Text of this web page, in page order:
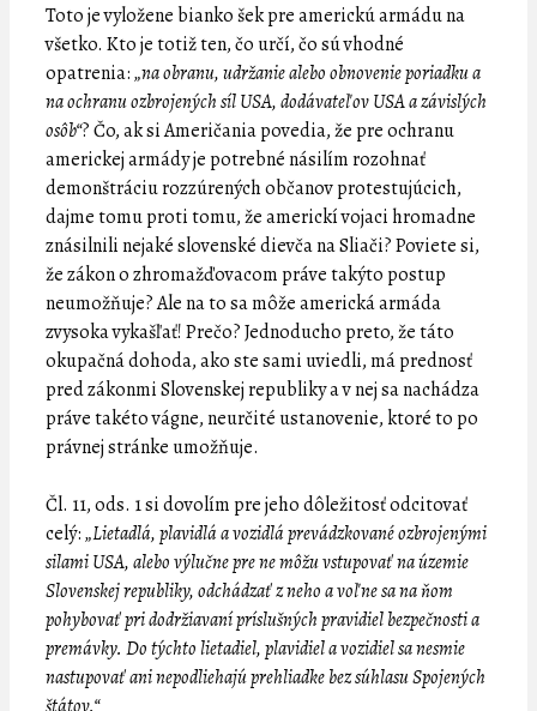
Toto je vyložene bianko šek pre americkú armádu na
všetko. Kto je totiž ten, čo určí, čo sú vhodné
opatrenia:„na obranu, udržanie alebo obnovenie poriadku a
na ochranu ozbrojených síl USA, dodávateľov USA a závislých
osôb“? Čo, ak si Američania povedia, že pre ochranu
americkej armády je potrebné násilím rozohnať
demonštráciu rozzúrených občanov protestujúcich,
dajme tomu proti tomu, že americkí vojaci hromadne
znásilnili nejaké slovenské dievča na Sliači? Poviete si,
že zákon o zhromažďovacom práve takýto postup
neumožňuje? Ale na to sa môže americká armáda
zvysoka vykašľať! Prečo? Jednoducho preto, že táto
okupačná dohoda, ako ste sami uviedli, má prednosť
pred zákonmi Slovenskej republiky a v nej sa nachádza
práve takéto vágne, neurčité ustanovenie, ktoré to po
právnej stránke umožňuje.
Čl. 11, ods. 1 si dovolím pre jeho dôležitosť odcitovať
celý:„Lietadlá, plavidlá a vozidlá prevádzkované ozbrojenými
silami USA, alebo výlučne pre ne môžu vstupovať na územie
Slovenskej republiky, odchádzať z neho a voľne sa na ňom
pohybovať pri dodržiavaní príslušných pravidiel bezpečnosti a
premávky. Do týchto lietadiel, plavidiel a vozidiel sa nesmie
nastupovať ani nepodliehajú prehliadke bez súhlasu Spojených